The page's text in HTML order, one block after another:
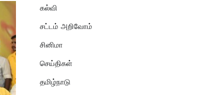
கல்வி
சட்டம் அறிவோம்
சினிமா
செய்திகள்
தமிழ்நாடு